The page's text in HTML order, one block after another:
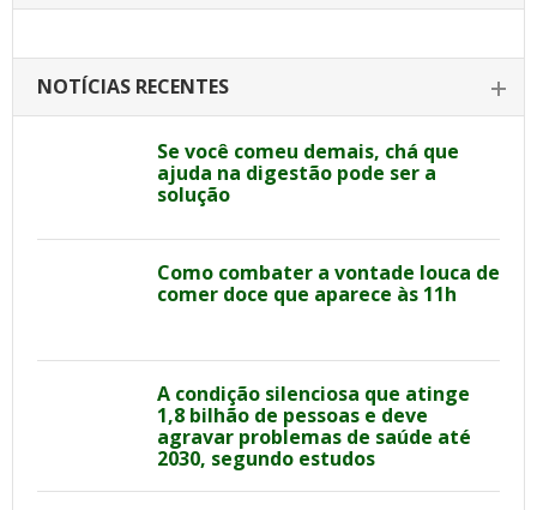
NOTÍCIAS RECENTES
Se você comeu demais, chá que
ajuda na digestão pode ser a
solução
Como combater a vontade louca de
comer doce que aparece às 11h
A condição silenciosa que atinge
1,8 bilhão de pessoas e deve
agravar problemas de saúde até
2030, segundo estudos